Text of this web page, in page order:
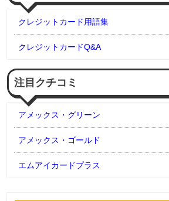
クレジットカード用語集
クレジットカードQ&A
注目クチコミ
アメックス・グリーン
アメックス・ゴールド
エムアイカードプラス